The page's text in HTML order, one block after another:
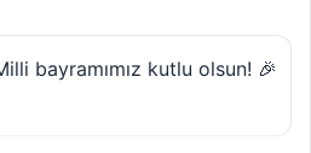
bayramımız kutlu olsun! 🎉